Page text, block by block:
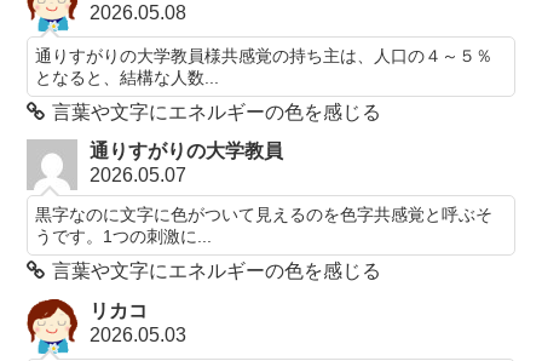
2026.05.08
通りすがりの大学教員様共感覚の持ち主は、人口の４～５％
となると、結構な人数...
言葉や文字にエネルギーの色を感じる
通りすがりの大学教員
2026.05.07
黒字なのに文字に色がついて見えるのを色字共感覚と呼ぶそ
うです。1つの刺激に...
言葉や文字にエネルギーの色を感じる
リカコ
2026.05.03